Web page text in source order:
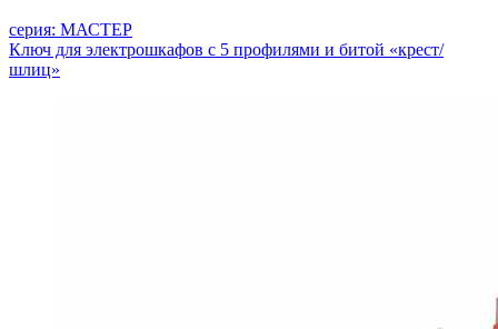
серия: МАСТЕР
Ключ для электрошкафов с 5 профилями и битой «крест/
шлиц»